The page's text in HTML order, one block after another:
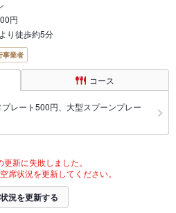
円
り徒歩約5分
事業者
コース
レート500円、大型スプーンプレー
新に失敗しました。
席状況を更新してください。
況を更新する